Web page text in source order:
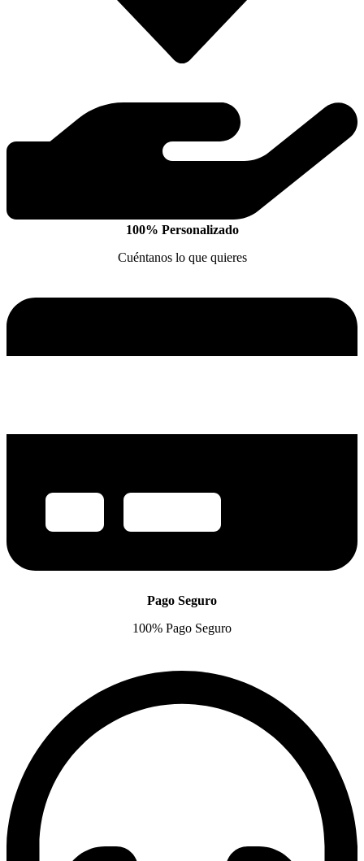
100% Personalizado
Cuéntanos lo que quieres
Pago Seguro
100% Pago Seguro